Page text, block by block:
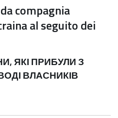
compagnia
al seguito dei
ЯКІ ПРИБУЛИ З
ВЛАСНИКІВ